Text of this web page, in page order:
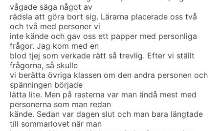
vågade säga något av
rädsla att göra bort sig. Lärarna placerade oss två
och två med personer vi
inte kände och gav oss ett papper med personliga
frågor. Jag kom med en
blod tjej som verkade rätt så trevlig. Efter vi ställt
frågorna, så skulle
vi berätta övriga klassen om den andra personen och
spänningen började
lätta lite. Men på rasterna var man ändå mest med
personerna som man redan
kände. Sedan var dagen slut och man bara längtade
till sommarlovet när man